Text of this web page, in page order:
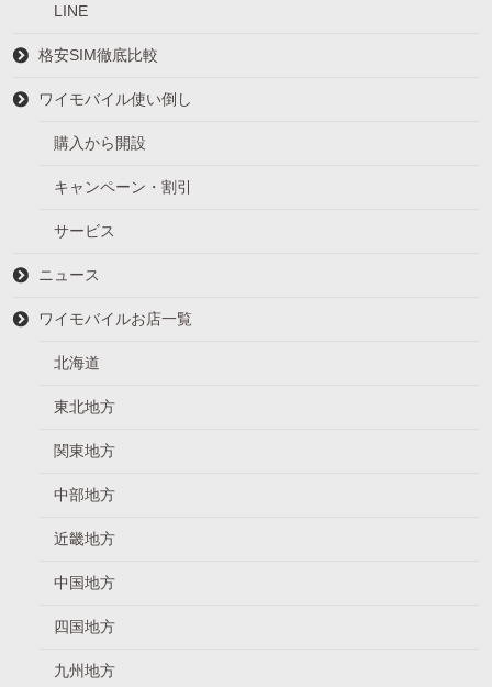
LINE
格安SIM徹底比較
ワイモバイル使い倒し
購入から開設
キャンペーン・割引
サービス
ニュース
ワイモバイルお店一覧
北海道
東北地方
関東地方
中部地方
近畿地方
中国地方
四国地方
九州地方